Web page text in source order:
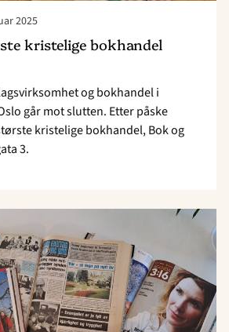
2025
kristelige bokhandel
og bokhandel i
går mot slutten. Etter påske
kristelige bokhandel, Bok og
3.
article
"Har
digitalisert
flere
misjonsblader"